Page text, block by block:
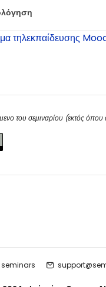
τηλεκπαίδευσης
του σεμιναρίου (εκτός